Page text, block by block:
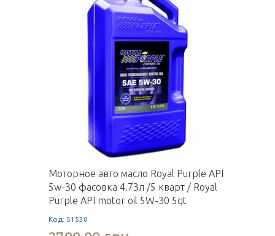
Моторное авто масло Royal Purple API
5w-30 фасовка 4.73л /5 кварт / Royal
Purple API motor oil 5W-30 5qt
Код: 51530